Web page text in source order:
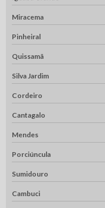
Miracema
Pinheiral
Quissamã
Silva Jardim
Cordeiro
Cantagalo
Mendes
Porciúncula
Sumidouro
Cambuci